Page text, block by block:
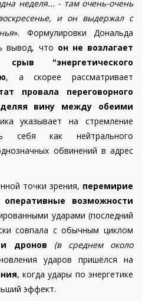
неделя... - там очень-очень
и он выдержал с
». Формулировки Дональда
вывод, что он не возлагает
"энергетического
, а скорее рассматривает
провала переговорного
вину между обеими
указывает на стремление
себя как нейтрального
обвинений в адрес
точки зрения, перемирие
возможности
ударами (последний
совпала с обычным циклом
дронов (в среднем около
ударов пришёлся на
, когда удары по энергетике
эффект.